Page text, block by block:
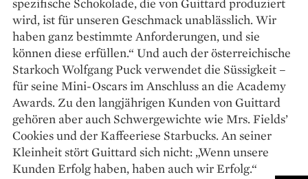
wird, ist für unseren Geschmack unablässlich. Wir
haben ganz bestimmte Anforderungen, und sie
können diese erfüllen.“ Und auch der österreichische
Starkoch Wolfgang Puck verwendet die Süssigkeit –
für seine Mini-Oscars im Anschluss an die Academy
Awards. Zu den langjährigen Kunden von Guittard
gehören aber auch Schwergewichte wie Mrs. Fields’
Cookies und der Kaffeeriese Starbucks. An seiner
Kleinheit stört Guittard sich nicht: „Wenn unsere
Kunden Erfolg haben, haben auch wir Erfolg.“